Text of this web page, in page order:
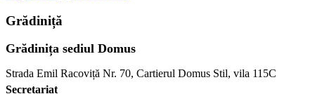
Grădiniță
Grădinița sediul Domus
Strada Emil Racoviță Nr. 70, Cartierul Domus Stil, vila 115C
Secretariat